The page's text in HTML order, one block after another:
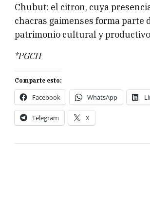
Chubut: el citron, cuya
chacras gaimenses forma parte
patrimonio cultural y productivo
*PGCH
Comparte esto:
Facebook WhatsApp
Telegram X